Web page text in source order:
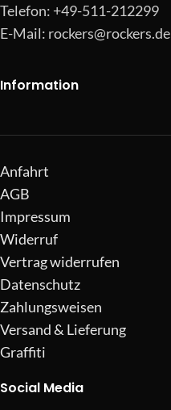
Telefon: +49-511-212299
E-Mail: rockers@rockers.de
Information
Anfahrt
AGB
Impressum
Widerruf
Vertrag widerrufen
Datenschutz
Zahlungsweisen
Versand & Lieferung
Graffiti
Social Media